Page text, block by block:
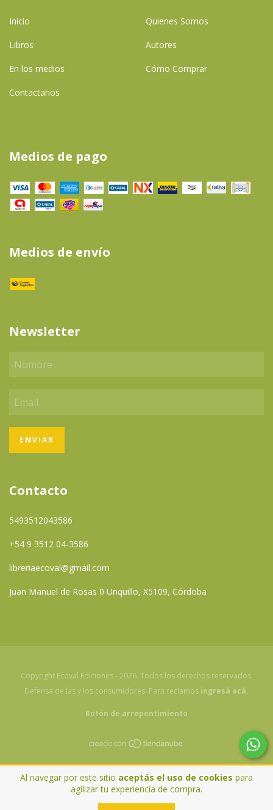
Al navegar por este sitio aceptás el uso de cookies para
agilizar tu experiencia de compra.
Inicio Quienes Somos
Libros Autores
En los medios Cómo Comprar
Contactanos
Medios de pago
Medios de envío
Newsletter
Contacto
5493512043586
+54 9 3512 04-3586
libreriaecoval@gmail.com
Juan Manuel de Rosas 0 Unquillo, X5109, Córdoba
Copyright Ecoval Ediciones - 2026. Todos los derechos reservados.
Defensa de las y los consumidores. Para reclamos ingresá acá.
Botón de arrepentimiento